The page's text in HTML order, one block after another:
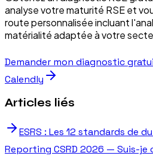
analyse votre maturité RSE et
route personnalisée incluant
matérialité adaptée à votre
Demander mon diagnostic
Calendly
Articles liés
ESRS : Les 12 standards de
Reporting CSRD 2026 — Suis-je